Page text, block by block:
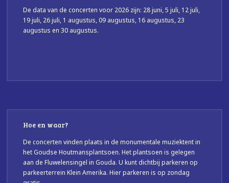
De data van de concerten voor 2026 zijn: 28 juni, 5 juli, 12 juli,
19 juli, 26 juli, 1 augustus, 09 augustus, 16 augustus, 23
augustus en 30 augustus.
Hoe en waar?
De concerten vinden plaats in de monumentale muziektent in
het Goudse Houtmansplantsoen. Het plantsoen is gelegen
aan de Fluwelensingel in Gouda. U kunt dichtbij parkeren op
parkeerterrein Klein Amerika. Hier parkeren is op zondag